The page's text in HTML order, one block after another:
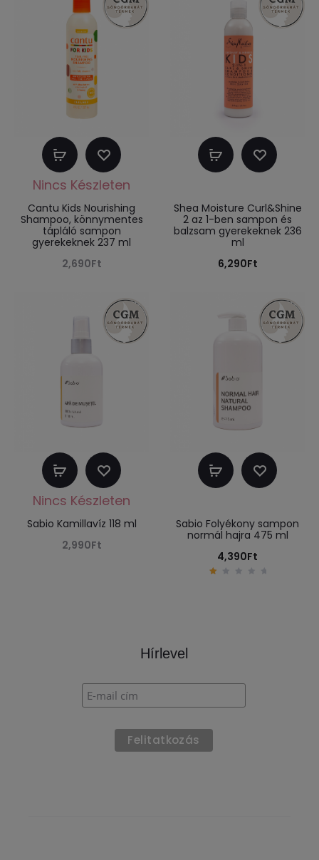
Tovább
olvasom
Cantu Kids Nourishing
Shampoo, könnymentes
tápláló sampon
gyerekeknek 237 ml
2,690Ft
Kosárba
Shea Moisture Curl&Shine
2 az 1-ben sampon és
balzsam gyerekeknek 236
ml
6,290Ft
Tovább
olvasom
Sabio Kamillavíz 118 ml
2,990Ft
Kosárba
Sabio Folyékony sampon
normál hajra 475 ml
4,390Ft
Hírlevel